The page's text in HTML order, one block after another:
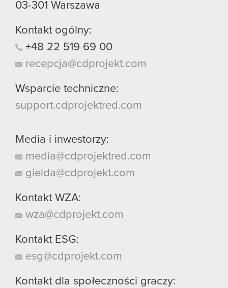
03-301 Warszawa
Kontakt ogólny:
+48 22 519 69 00
recepcja@cdprojekt.com
Wsparcie techniczne:
support.cdprojektred.com
Media i inwestorzy:
media@cdprojektred.com
gielda@cdprojekt.com
Kontakt WZA:
wza@cdprojekt.com
Kontakt ESG:
esg@cdprojekt.com
Kontakt dla społeczności graczy: